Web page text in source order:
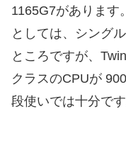
1165G7があります
としては、シング
ところですが、
クラスのCPUが
段使いでは十分です